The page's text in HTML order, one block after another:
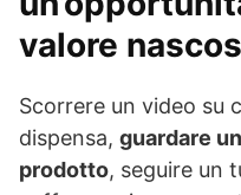
valore
Scorrere un video su
dispensa, guardare
prodotto, seguire un